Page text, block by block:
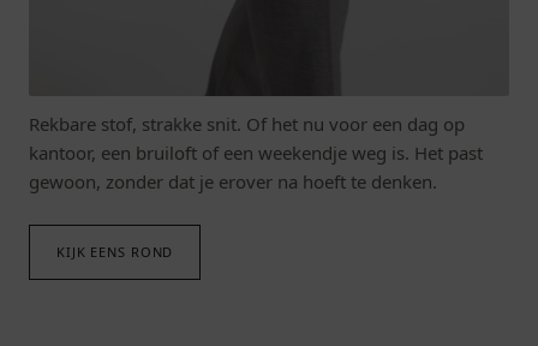
Mode die met je meebeweegt.
Rekbare stof, strakke snit. Of het nu voor een dag op
kantoor, een bruiloft of een weekendje weg is. Het past
gewoon, zonder dat je erover na hoeft te denken.
KIJK EENS ROND